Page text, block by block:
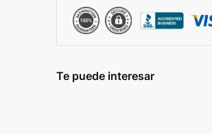
Te puede interesar